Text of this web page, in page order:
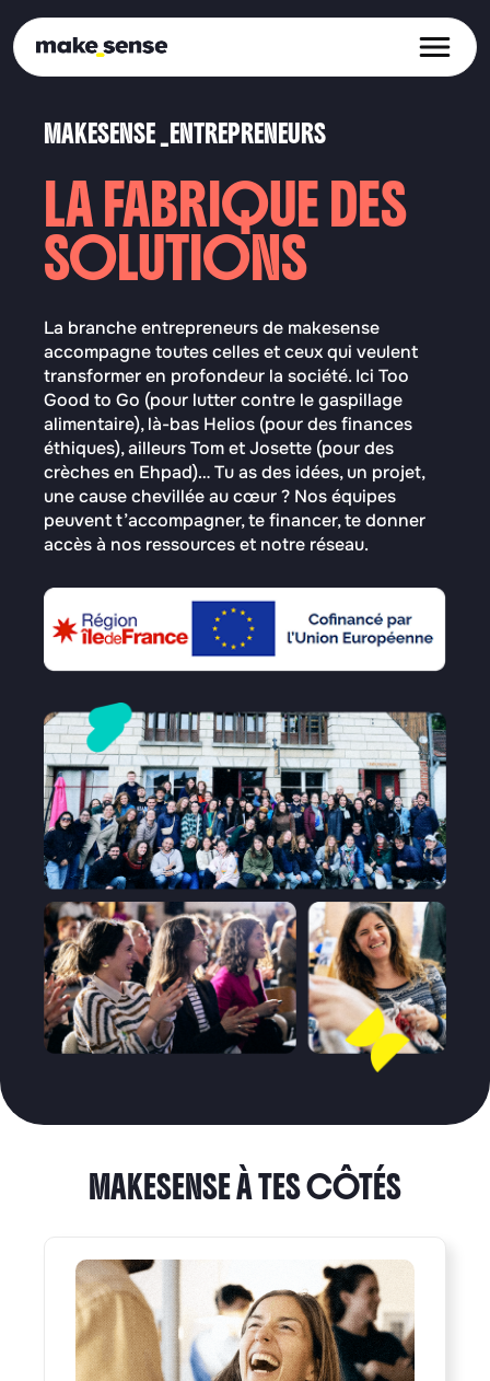
MAKESENSE _ENTREPRENEURS
LA FABRIQUE DES
SOLUTIONS
La branche entrepreneurs de makesense
accompagne toutes celles et ceux qui veulent
transformer en profondeur la société. Ici Too
Good to Go (pour lutter contre le gaspillage
alimentaire), là-bas Helios (pour des finances
éthiques), ailleurs Tom et Josette (pour des
crèches en Ehpad)… Tu as des idées, un projet,
une cause chevillée au cœur ? Nos équipes
peuvent t’accompagner, te financer, te donner
accès à nos ressources et notre réseau.
MAKESENSE À TES CÔTÉS